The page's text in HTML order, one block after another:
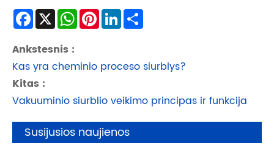
Facebook
X WhatsApp
Pinterest
LinkedIn
Ankstesnis :
Kas yra cheminio proceso siurblys?
Kitas :
Vakuuminio siurblio veikimo principas ir funkcija
Susijusios naujienos